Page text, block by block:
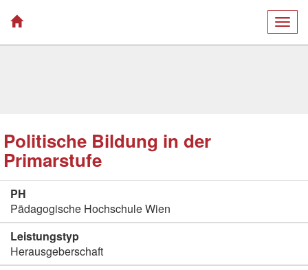
Politische Bildung in der
Primarstufe
PH
Pädagogische Hochschule Wien
Leistungstyp
Herausgeberschaft